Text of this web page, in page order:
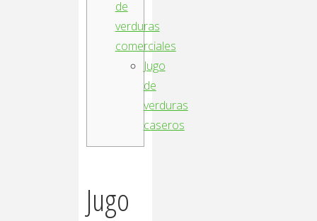
de
verduras
comerciales
Jugo
de
verduras
caseros
Jugo